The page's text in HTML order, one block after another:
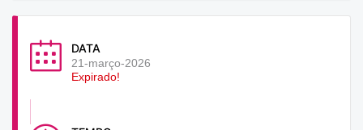
DATA
21-março-2026
Expirado!